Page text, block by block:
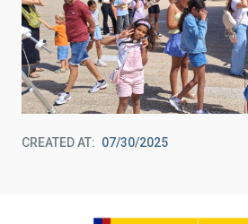
CREATED AT 07/30/2025